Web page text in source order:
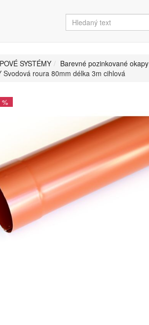
SYSTÉMY Barevné pozinkované okapy
Svodová roura 80mm délka 3m cihlová
%